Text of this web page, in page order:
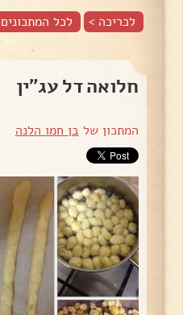
לכריכה > לכל
חלואה דל עג"ין
המתכון שלבן חמו הלנה